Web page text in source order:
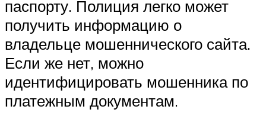
паспорту. Полиция легко может
получить информацию о
владельце мошеннического сайта.
Если же нет, можно
идентифицировать мошенника по
платежным документам.